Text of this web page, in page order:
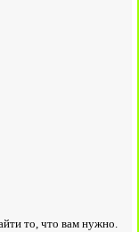
то, что вам нужно.